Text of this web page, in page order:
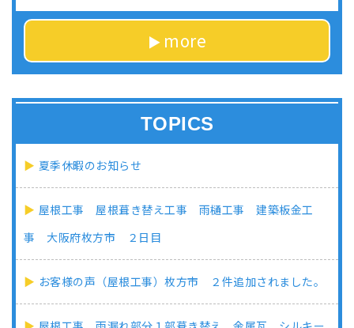
more
TOPICS
夏季休暇のお知らせ
屋根工事 屋根葺き替え工事 雨樋工事 建築板金工
事 大阪府枚方市 ２日目
お客様の声（屋根工事）枚方市 ２件追加されました。